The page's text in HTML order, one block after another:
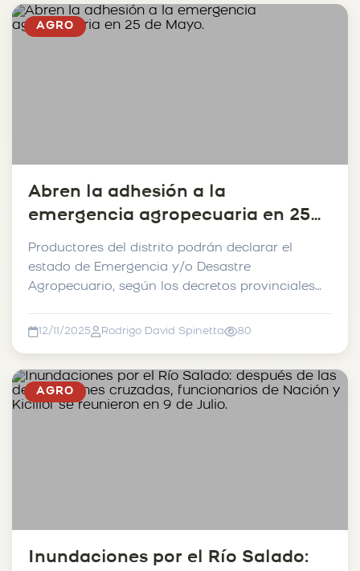
AGRO
Abren la adhesión a la
emergencia agropecuaria en 25
de Mayo.
Productores del distrito podrán declarar el
estado de Emergencia y/o Desastre
Agropecuario, según los decretos provinciales
12/11/2025 Rodrigo David Spinetta 80
AGRO
Inundaciones por el Río Salado: